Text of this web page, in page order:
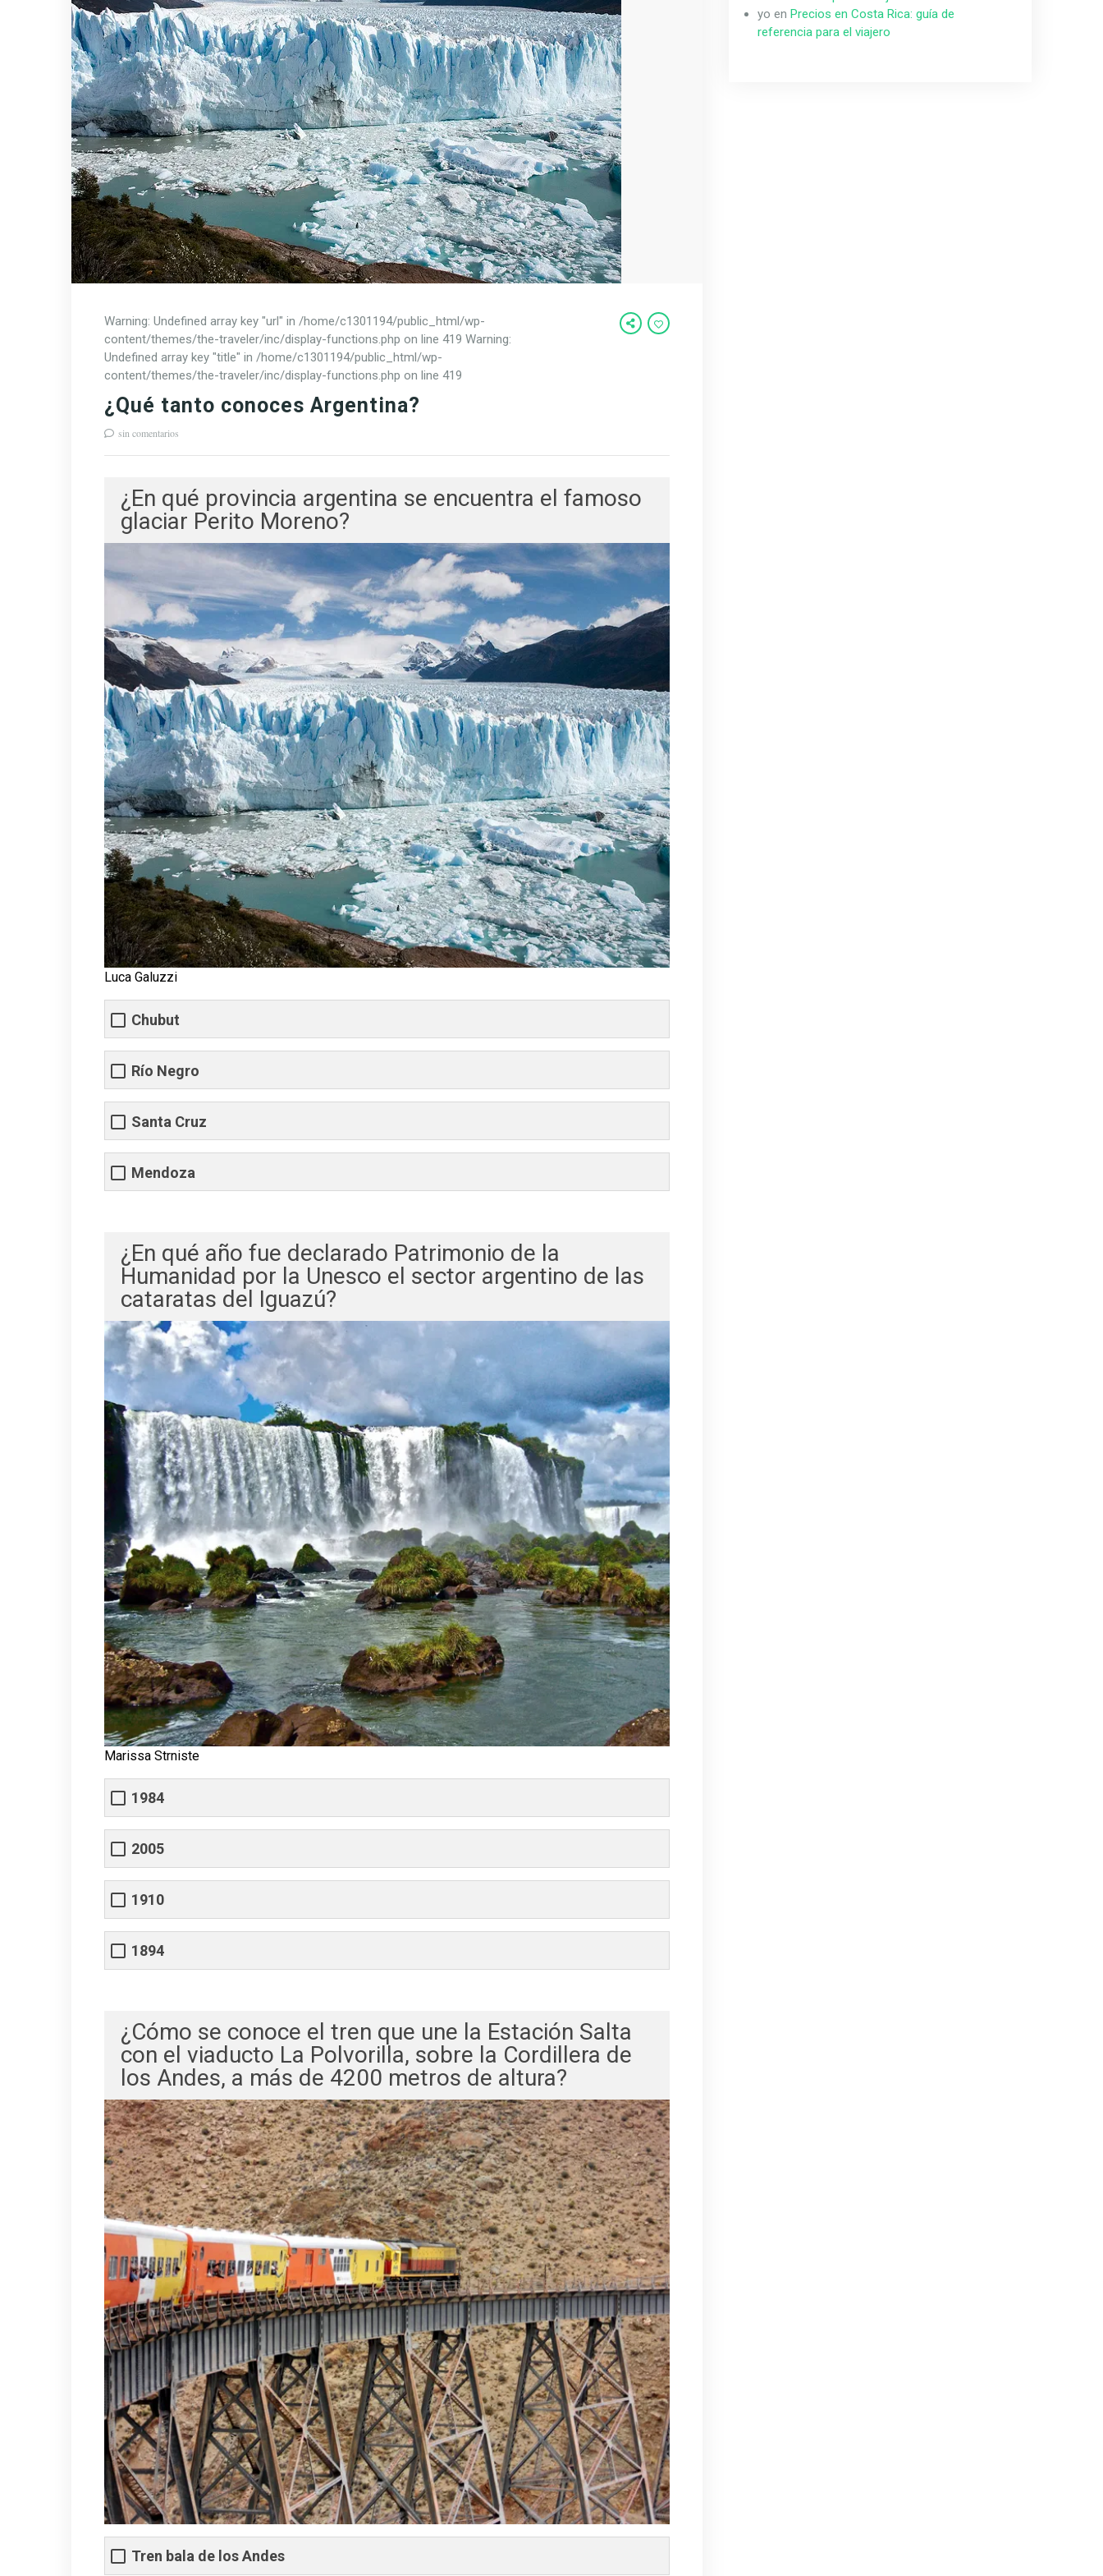
Warning: Undefined array key "url" in /home/c1301194/public_html/wp-
content/themes/the-traveler/inc/display-functions.php on line 419 Warning:
Undefined array key "title" in /home/c1301194/public_html/wp-
content/themes/the-traveler/inc/display-functions.php on line 419
¿Qué tanto conoces Argentina?
sin comentarios
¿En qué provincia argentina se encuentra el famoso
glaciar Perito Moreno?
Luca Galuzzi
Chubut
Río Negro
Santa Cruz
Mendoza
¿En qué año fue declarado Patrimonio de la
Humanidad por la Unesco el sector argentino de las
cataratas del Iguazú?
Marissa Strniste
1984
2005
1910
1894
¿Cómo se conoce el tren que une la Estación Salta
con el viaducto La Polvorilla, sobre la Cordillera de
los Andes, a más de 4200 metros de altura?
Tren bala de los Andes
yo enPrecios en Costa Rica: guía de
referencia para el viajero